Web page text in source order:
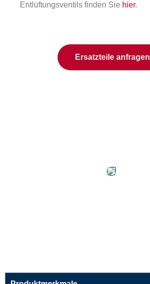
Entlüftungsventils finden Sie hier.
Ersatzteile anfragen